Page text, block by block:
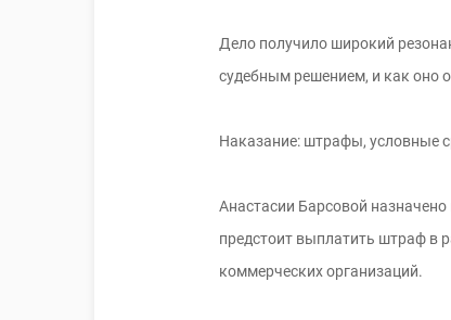
Дело получило широкий
судебным решением, и как оно
Наказание: штрафы, условные
Анастасии Барсовой
предстоит выплатить штраф в
коммерческих организаций.